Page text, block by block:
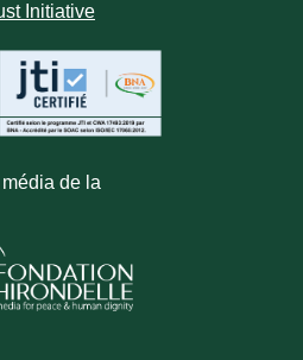
Initiative
de la